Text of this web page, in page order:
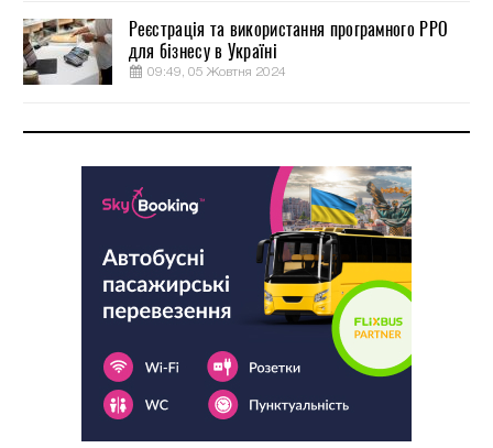
Реєстрація та використання програмного РРО
для бізнесу в Україні
09:49, 05 Жовтня 2024